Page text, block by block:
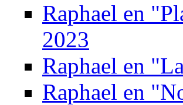
Raphael en
2023
Raphael en
Raphael en